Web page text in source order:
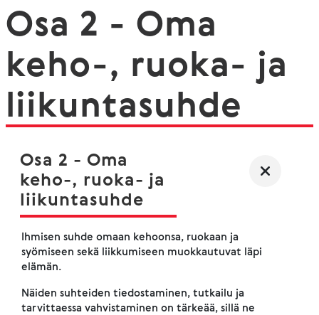
Osa 2 - Oma
keho-, ruoka- ja
liikuntasuhde
Osa 2 - Oma
keho-, ruoka- ja
liikuntasuhde
Ihmisen suhde omaan kehoonsa, ruokaan ja
syömiseen sekä liikkumiseen muokkautuvat läpi
elämän.
Näiden suhteiden tiedostaminen, tutkailu ja
tarvittaessa vahvistaminen on tärkeää, sillä ne